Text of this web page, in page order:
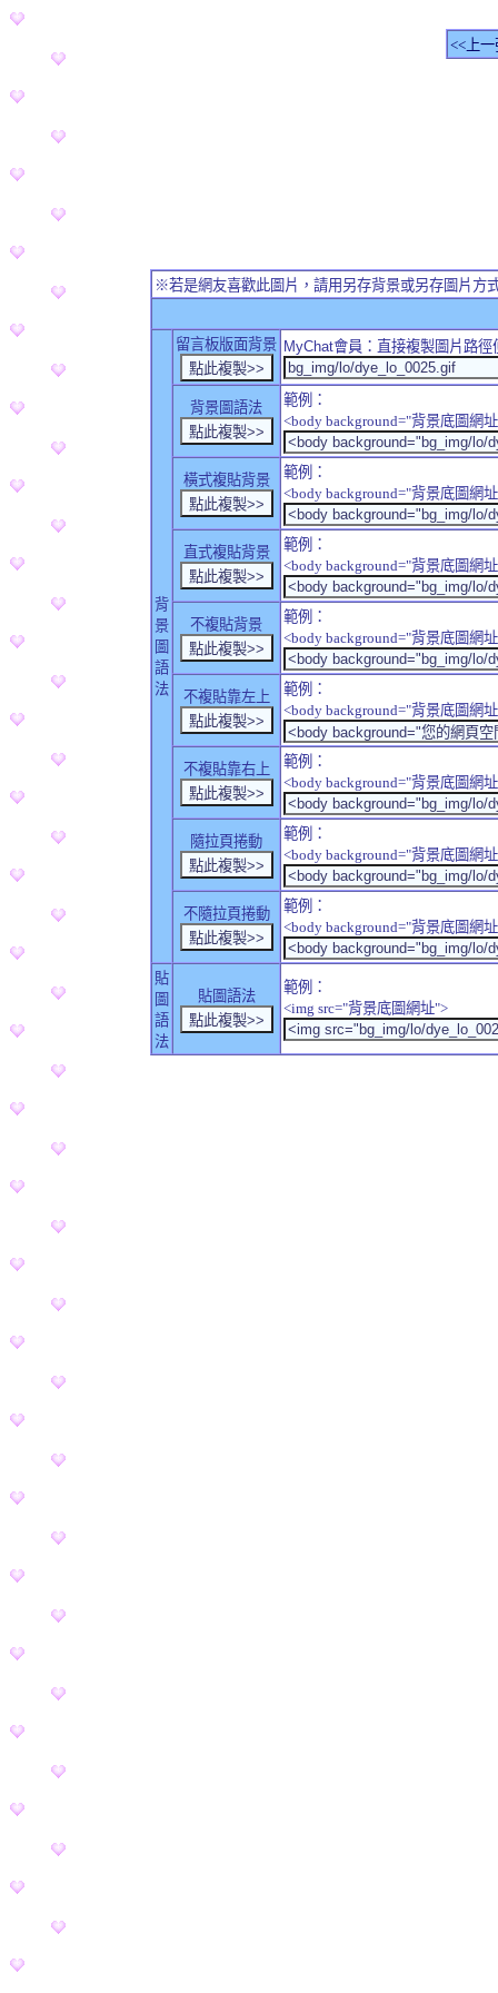
<<上一
※若是網友喜歡此圖片，請用另存背景或另存圖片方
背
景
圖
語
法
留言板版面背景 MyChat會員：直接複製圖片路
背景圖語法
範例：
<body background="背景底圖網
橫式複貼背景
範例：
<body background="背景底圖網
直式複貼背景
範例：
<body background="背景底圖網
不複貼背景
範例：
<body background="背景底圖網
不複貼靠左上
範例：
<body background="背景底圖網
不複貼靠右上
範例：
<body background="背景底圖網
隨拉頁捲動
範例：
<body background="背景底圖網
不隨拉頁捲動
範例：
<body background="背景底圖網
貼
圖
語
法
貼圖語法
範例：
<img src="背景底圖網址">